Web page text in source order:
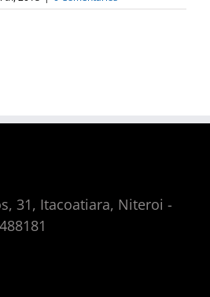
31, Itacoatiara, Niteroi -